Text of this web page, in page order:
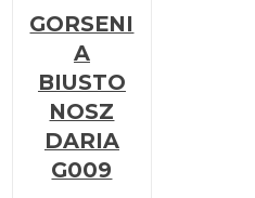
GORSENI
A
BIUSTO
NOSZ
DARIA
G009